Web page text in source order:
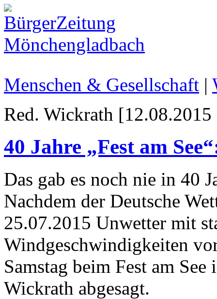
Menschen & Gesellschaft |
Red. Wickrath
40 Jahre „Fest am
Das gab es noch nie in 40
Nachdem der Deutsche
25.07.2015 Unwetter mit
Windgeschwindigkeiten
Samstag beim Fest am
Wickrath abgesagt.